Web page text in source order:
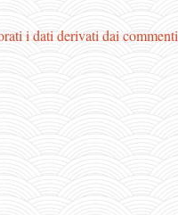
i dati derivati dai commenti